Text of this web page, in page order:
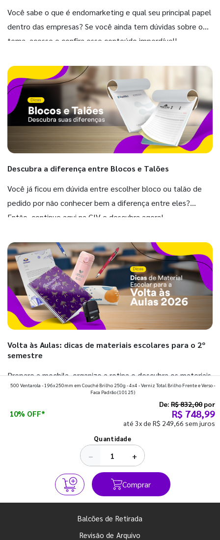
Você sabe o que é endomarketing e qual seu principal papel
dentro das empresas? Se você ainda tem dúvidas sobre o
tema, acesse e confira esse conteúdo imperdível!
Descubra a diferença entre Blocos e Talões
Você já ficou em dúvida entre escolher bloco ou talão de
pedido por não conhecer bem a diferença entre eles?
Então, continue aqui na GIV e descubra agora!
Volta às Aulas: dicas de materiais escolares para o 2º
semestre
Prepare a mochila, organize a rotina e descubra os materiais
que fazem toda diferença para começar o segundo
500 Ventarola - 196x250mm em Couché Brilho 250g - 4x4 - Verniz Total Brilho Frente e Verso -
Faca Padrão(10125)
10% OFF*
De: R$ 832,00 por
R$ 748,99
até 3x de R$ 249,66 sem juros
Quantidade
− +
Comprar
Balcões de Retirada
Revisão de Arquivo